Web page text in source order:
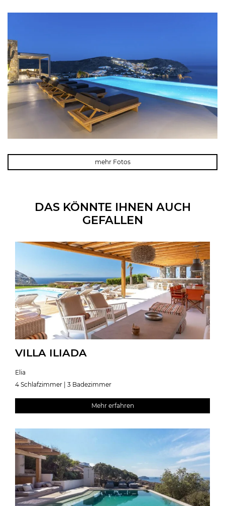
mehr Fotos
DAS KÖNNTE IHNEN AUCH
GEFALLEN
VILLA ILIADA
Elia
4 Schlafzimmer | 3 Badezimmer
Mehr erfahren